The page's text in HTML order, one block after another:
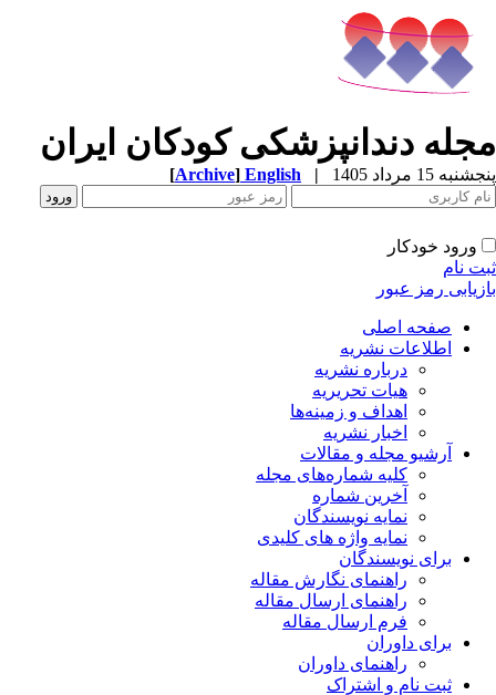
دندانپزشکی کودکان ایران
15 مرداد 1405 |
English
[Archive]
ورود خودکار
نام
رمز عبور
صفحه اصلی
اطلاعات نشریه
درباره نشریه
هیات تحریریه
اهداف و زمینه‌ها
اخبار نشریه
آرشیو مجله و مقالات
کلیه شماره‌های مجله
آخرین شماره
نمایه نویسندگان
نمایه واژه های کلیدی
برای نویسندگان
راهنمای نگارش مقاله
راهنمای ارسال مقاله
فرم ارسال مقاله
برای داوران
راهنمای داوران
ثبت نام و اشتراک